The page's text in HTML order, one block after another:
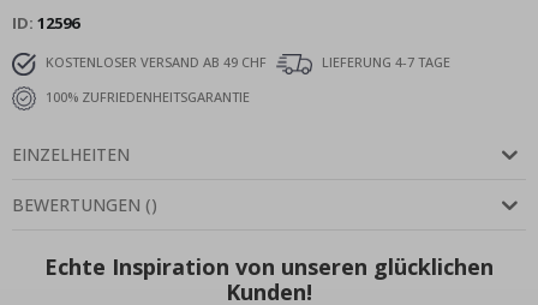
ID 12596
KOSTENLOSER VERSAND AB 49 CHF
LIEFERUNG 4-7 TAGE
100% ZUFRIEDENHEITSGARANTIE
EINZELHEITEN
BEWERTUNGEN ()
Echte Inspiration von unseren glücklichen
Kunden!